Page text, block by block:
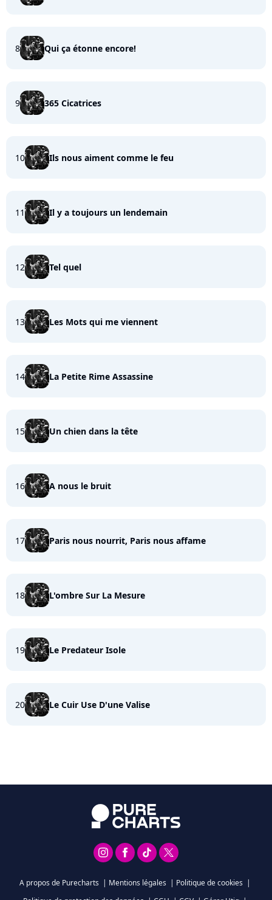
8 Qui ça étonne encore!
9 365 Cicatrices
10 Ils nous aiment comme le feu
11 Il y a toujours un lendemain
12 Tel quel
13 Les Mots qui me viennent
14 La Petite Rime Assassine
15 Un chien dans la tête
16 A nous le bruit
17 Paris nous nourrit, Paris nous affame
18 L'ombre Sur La Mesure
19 Le Predateur Isole
20 Le Cuir Use D'une Valise
A propos de Purecharts | Mentions légales | Politique de cookies |